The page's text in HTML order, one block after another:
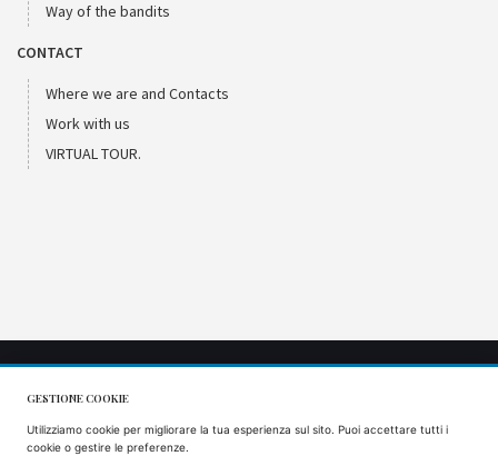
Way of the bandits
CONTACT
Where we are and Contacts
Work with us
VIRTUAL TOUR.
CIR: 066053AGR0001
CIN: IT066053B57VS9J5AQ
GESTIONE COOKIE
Utilizziamo cookie per migliorare la tua esperienza sul sito. Puoi accettare tutti i
cookie o gestire le preferenze.